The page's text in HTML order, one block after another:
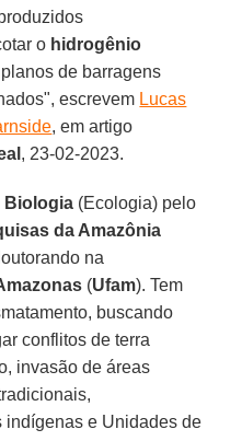
o hidrogênio
de barragens
escrevem Lucas
, em artigo
, 23-02-2023.
Biologia (Ecologia) pelo
da Amazônia
na
(Ufam). Tem
buscando
conflitos de terra
invasão de áreas
indígenas e Unidades de